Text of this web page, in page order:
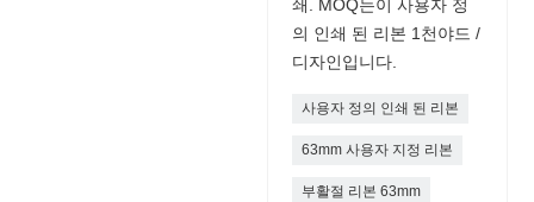
쇄. MOQ는이 사용자 정
의 인쇄 된 리본 1천야드 /
디자인입니다.
사용자 정의 인쇄 된 리본
63mm 사용자 지정 리본
부활절 리본 63mm